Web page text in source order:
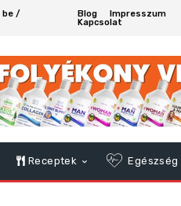
be /
Blog
Impresszum
Kapcsolat
Receptek Egészség